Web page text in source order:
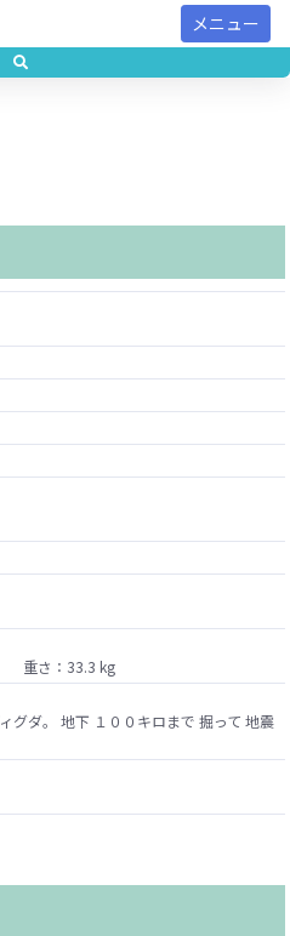
メニュー
重さ：33.3 kg
グダ。 地下 １００キロまで 掘って 地震